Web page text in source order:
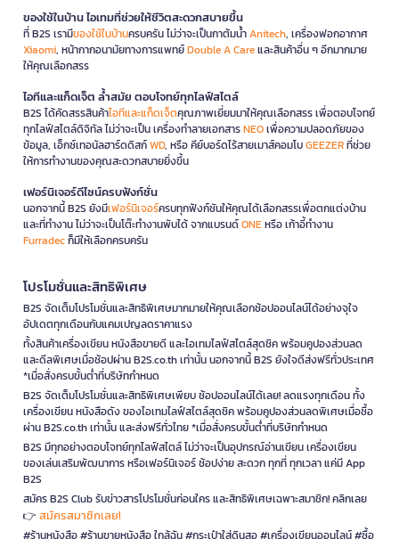
ของใช้ในบ้าน ไอเทมที่ช่วยให้ชีวิตสะดวกสบายขึ้น
ที่ B2S เรามีของใช้ในบ้านครบครัน ไม่ว่าจะเป็นกาต้มน้ำAnitech, เครื่องฟอกอากาศ
Xiaomi, หน้ากากอนามัยทางการแพทย์Double A Careและสินค้าอื่น ๆ อีกมากมาย
ให้คุณเลือกสรร
ไอทีและแก็ดเจ็ต ล้ำสมัย ตอบโจทย์ทุกไลฟ์สไตล์
B2S ได้คัดสรรสินค้าไอทีและแก็ดเจ็ตคุณภาพเยี่ยมมาให้คุณเลือกสรร เพื่อตอบโจทย์
ทุกไลฟ์สไตล์ดิจิทัล ไม่ว่าจะเป็น เครื่องทำลายเอกสารNEOเพื่อความปลอดภัยของ
ข้อมูล, เอ็กซ์เทอนัลฮาร์ดดิสก์WD, หรือ คีย์บอร์ดไร้สายเมาส์คอมโบGEEZERที่ช่วย
ให้การทำงานของคุณสะดวกสบายยิ่งขึ้น
เฟอร์นิเจอร์ดีไซน์ครบฟังก์ชั่น
นอกจากนี้ B2S ยังมีเฟอร์นิเจอร์ครบทุกฟังก์ชันให้คุณได้เลือกสรรเพื่อตกแต่งบ้าน
และที่ทำงาน ไม่ว่าจะเป็นโต๊ะทำงานพับได้ จากแบรนด์ONEหรือ เก้าอี้ทำงาน
Furradecก็มีให้เลือกครบครัน
โปรโมชั่นและสิทธิพิเศษ
B2S จัดเต็มโปรโมชั่นและสิทธิพิเศษมากมายให้คุณเลือกช้อปออนไลน์ได้อย่างจุใจ
อัปเดตทุกเดือนกับแคมเปญลดราคาแรง
ทั้งสินค้าเครื่องเขียน หนังสือขายดี และไอเทมไลฟ์สไตล์สุดชิค พร้อมคูปองส่วนลด
และดีลพิเศษเมื่อช้อปผ่าน B2S.co.th เท่านั้น นอกจากนี้ B2S ยังใจดีส่งฟรีทั่วประเทศ
*เมื่อสั่งครบขั้นต่ำที่บริษัทกำหนด
B2S จัดเต็มโปรโมชั่นและสิทธิพิเศษเพียบ ช้อปออนไลน์ได้เลย! ลดแรงทุกเดือน ทั้ง
เครื่องเขียน หนังสือดัง ของไอเทมไลฟ์สไตล์สุดชิค พร้อมคูปองส่วนลดพิเศษเมื่อซื้อ
ผ่าน B2S.co.th เท่านั้น และส่งฟรีทั่วไทย *เมื่อสั่งครบขั้นต่ำที่บริษัทกำหนด
B2S มีทุกอย่างตอบโจทย์ทุกไลฟ์สไตล์ ไม่ว่าจะเป็นอุปกรณ์อ่านเขียน เครื่องเขียน
ของเล่นเสริมพัฒนาการ หรือเฟอร์นิเจอร์ ช้อปง่าย สะดวก ทุกที่ ทุกเวลา แค่มี App
B2S
สมัคร B2S Club รับข่าวสารโปรโมชั่นก่อนใคร และสิทธิพิเศษเฉพาะสมาชิก! คลิกเลย
👉 สมัครสมาชิกเลย!
#ร้านหนังสือ #ร้านขายหนังสือ ใกล้ฉัน #กระเป๋าใส่ดินสอ #เครื่องเขียนออนไลน์ #ซื้อ